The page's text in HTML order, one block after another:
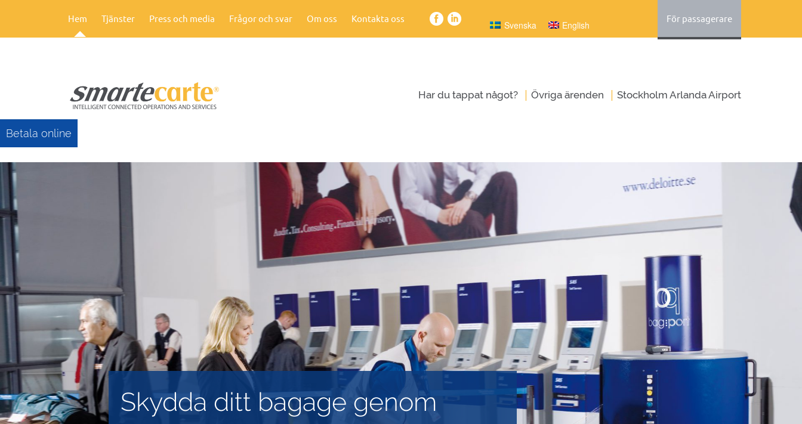
Betala online
Hem Tjänster Press och media Frågor och svar Om oss Kontakta oss
Svenska English
För passagerare
Har du tappat något? | Övriga ärenden | Stockholm Arlanda Airport
Skydda ditt bagage genom